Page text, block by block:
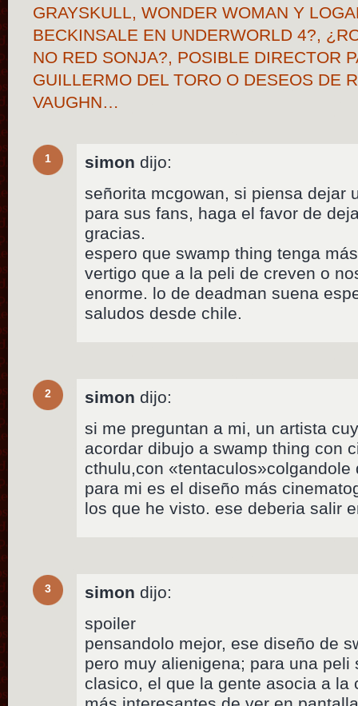
GRAYSKULL, WONDER WOMAN Y
BECKINSALE EN UNDERWORLD 4?,
NO RED SONJA?, POSIBLE DIRECTOR
GUILLERMO DEL TORO O DESEOS DE
VAUGHN…
1 simon dijo:
señorita mcgowan, si piensa dejar
para sus fans, haga el favor de
gracias.
espero que swamp thing tenga
vertigo que a la peli de creven o
enorme. lo de deadman suena
saludos desde chile.
2 simon dijo:
si me preguntan a mi, un artista
acordar dibujo a swamp thing con
cthulu,con
para mi es el diseño más
los que he visto. ese deberia salir
3 simon dijo:
spoiler
pensandolo mejor, ese diseño de
pero muy alienigena; para una peli
clasico, el que la gente asocia a la